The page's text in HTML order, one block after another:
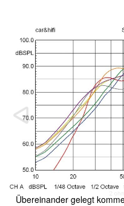
Übereinander gelegt